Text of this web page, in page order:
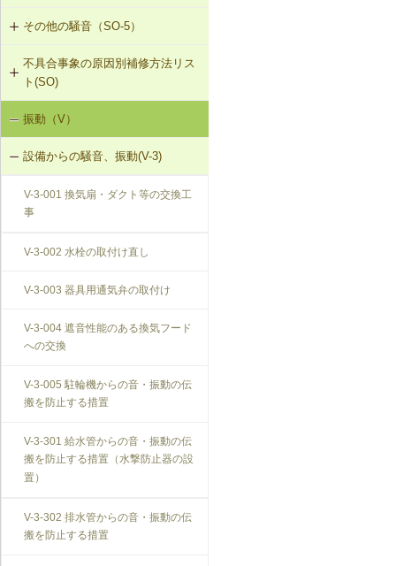
G-2-703 Uカットシール材充填工法
（ALCパネル）
G-2-704 欠損部充填工法（ALCパネ
ル）
SO-3-302 コンセントボックスが対
面する位置にあるRC造の界壁の補修
SO-3-303 断熱材の折り返し部分に
せっこうボード直張り工法を採用し
たRC造の界壁の補修
SO-4-301 遮音性能のある外部建具
への交換
その他の騒音（SO-5）
SO-5-301 弾力性のあるビニル床シ
ート材への交換
SO-5-302 バルコニー手すりの風騒
音（笛吹き音）を防止する補助部材
の設置
不具合事象の原因別補修方法リス
ト(SO)
界床に係る遮音不良（床歩行音等の
床衝撃音）（SO-1）
界床に係る遮音不良（椅子の移動音
や物の落下音等の床衝撃音）（SO-
2）
界壁に係る遮音不良（界壁からの透
口部からの透過音）（SO-4）
振動（V）
設備からの騒音、振動(V-3)
V-3-001 換気扇・ダクト等の交換工
事
V-3-002 水栓の取付け直し
V-3-003 器具用通気弁の取付け
V-3-004 遮音性能のある換気フード
への交換
V-3-005 駐輪機からの音・振動の伝
搬を防止する措置
V-3-301 給水管からの音・振動の伝
搬を防止する措置（水撃防止器の設
置）
V-3-302 排水管からの音・振動の伝
搬を防止する措置